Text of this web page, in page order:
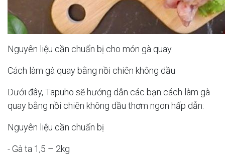
Nguyên liệu cần chuẩn bị cho món gà quay.
Cách làm gà quay bằng nồi chiên không dầu
Dưới đây, Tapuho sẽ hướng dẫn các bạn cách làm gà
quay bằng nồi chiên không dầu thơm ngon hấp dẫn:
Nguyên liệu cần chuẩn bị
- Gà ta 1,5 – 2kg